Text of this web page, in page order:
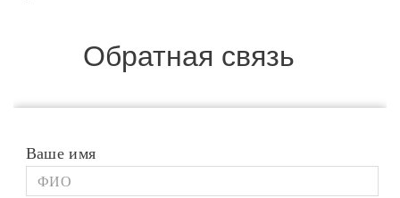
Обратная связь
Ваше имя